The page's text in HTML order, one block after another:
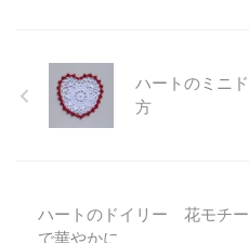
ハートのミニ
方
ハートのドイリー 花モチ
で華やかに